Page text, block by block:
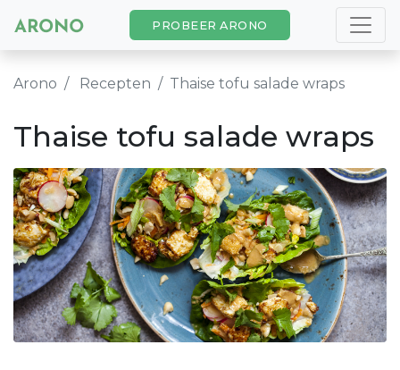
PROBEER ARONO
Arono Recepten Thaise tofu salade wraps
Thaise tofu salade wraps